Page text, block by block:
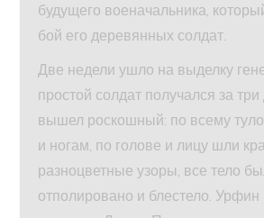
будущего военачальника,
бой его деревянных солдат.
Две недели ушло на выделку
простой солдат получался за
вышел роскошный: по всему
и ногам, по голове и лицу шли
разноцветные узоры, все тело
отполировано и блестело. Урфин